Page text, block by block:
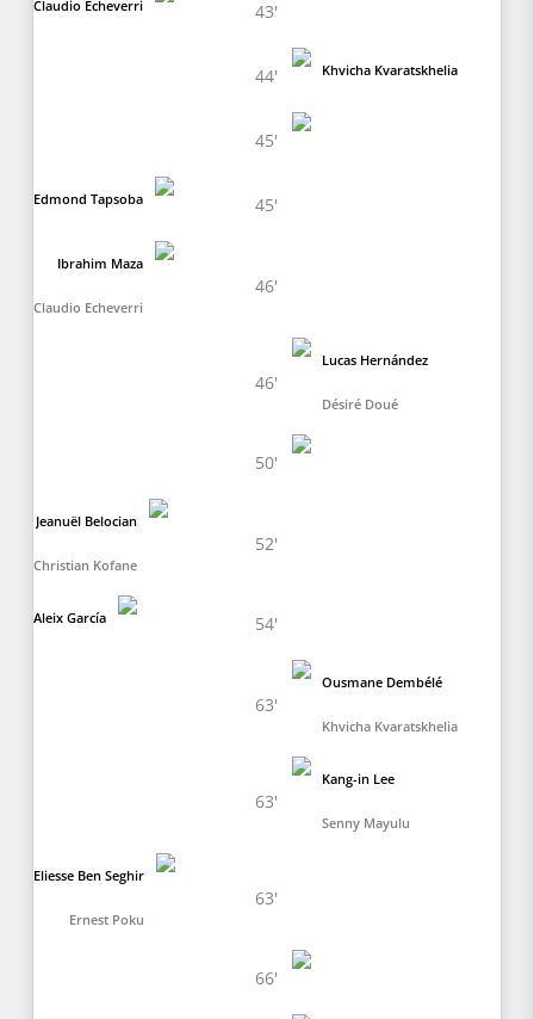
Claudio Echeverri 43'
44' Khvicha Kvaratskhelia
45'
Edmond Tapsoba 45'
Claudio Echeverri
Ibrahim Maza
46'
46'
Lucas Hernández
Désiré Doué
50'
Christian Kofane
Jeanuël Belocian
52'
Aleix García 54'
63'
Ousmane Dembélé
Khvicha Kvaratskhelia
63'
Kang-in Lee
Senny Mayulu
Ernest Poku
Eliesse Ben Seghir
63'
66'